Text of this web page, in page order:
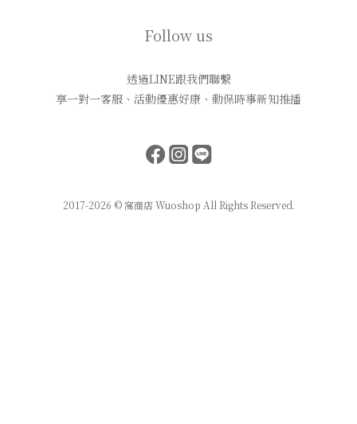
Follow us
透過LINE跟我們聯繫
享一對一客服、活動優惠好康、動保時事新知推播
2017-2026 © 窩商店 Wuoshop All Rights Reserved.